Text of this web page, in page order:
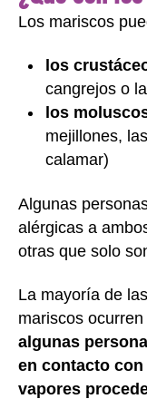
Los mariscos
los
cangrejos o
los
mejillones,
calamar)
Algunas
alérgicas a
otras que solo
La mayoría de
mariscos
algunas
en contacto
vapores